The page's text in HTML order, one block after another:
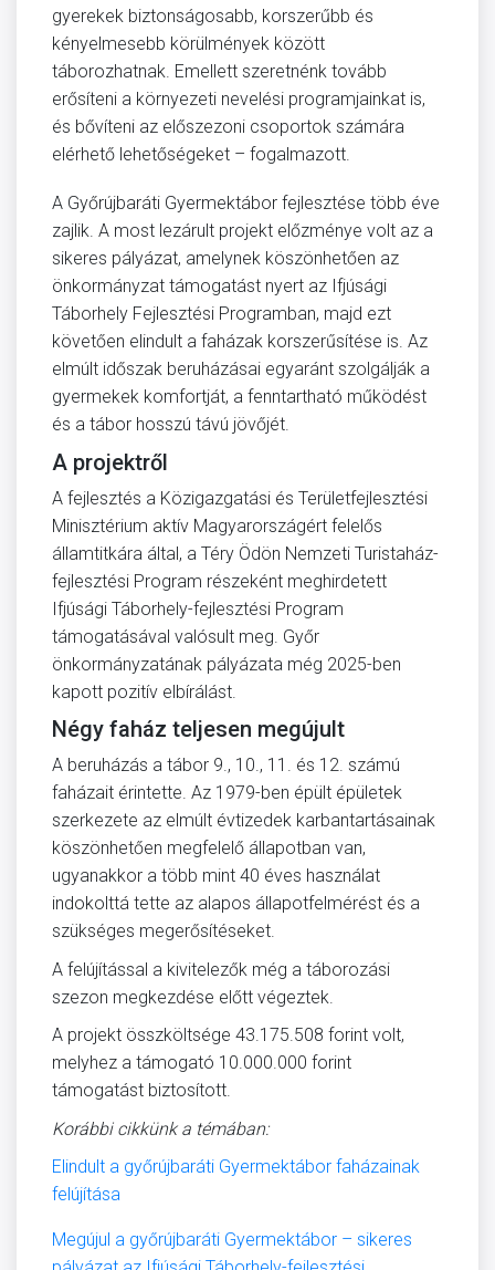
gyerekek biztonságosabb, korszerűbb és
kényelmesebb körülmények között
táborozhatnak. Emellett szeretnénk tovább
erősíteni a környezeti nevelési programjainkat is,
és bővíteni az előszezoni csoportok számára
elérhető lehetőségeket – fogalmazott.
A Győrújbaráti Gyermektábor fejlesztése több éve
zajlik. A most lezárult projekt előzménye volt az a
sikeres pályázat, amelynek köszönhetően az
önkormányzat támogatást nyert az Ifjúsági
Táborhely Fejlesztési Programban, majd ezt
követően elindult a faházak korszerűsítése is. Az
elmúlt időszak beruházásai egyaránt szolgálják a
gyermekek komfortját, a fenntartható működést
és a tábor hosszú távú jövőjét.
A projektről
A fejlesztés a Közigazgatási és Területfejlesztési
Minisztérium aktív Magyarországért felelős
államtitkára által, a Téry Ödön Nemzeti Turistaház-
fejlesztési Program részeként meghirdetett
Ifjúsági Táborhely-fejlesztési Program
támogatásával valósult meg. Győr
önkormányzatának pályázata még 2025-ben
kapott pozitív elbírálást.
Négy faház teljesen megújult
A beruházás a tábor 9., 10., 11. és 12. számú
faházait érintette. Az 1979-ben épült épületek
szerkezete az elmúlt évtizedek karbantartásainak
köszönhetően megfelelő állapotban van,
ugyanakkor a több mint 40 éves használat
indokolttá tette az alapos állapotfelmérést és a
szükséges megerősítéseket.
A felújítással a kivitelezők még a táborozási
szezon megkezdése előtt végeztek.
A projekt összköltsége 43.175.508 forint volt,
melyhez a támogató 10.000.000 forint
támogatást biztosított.
Korábbi cikkünk a témában:
Elindult a győrújbaráti Gyermektábor faházainak
felújítása
Megújul a győrújbaráti Gyermektábor – sikeres